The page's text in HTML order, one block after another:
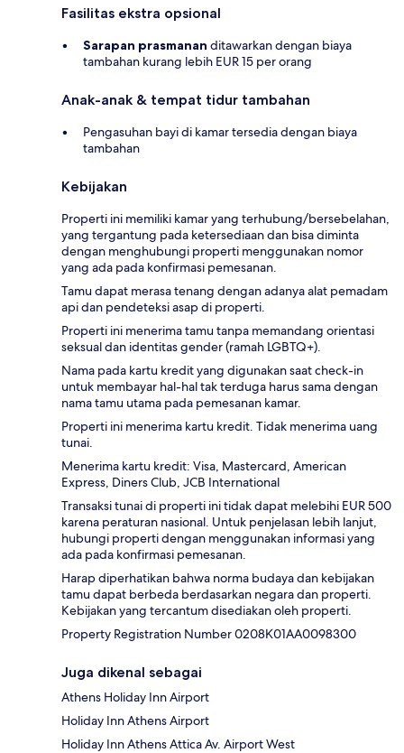
Fasilitas ekstra opsional
Sarapan prasmanan ditawarkan dengan biaya
tambahan kurang lebih EUR 15 per orang
Anak-anak & tempat tidur tambahan
Pengasuhan bayi di kamar tersedia dengan biaya
tambahan
Kebijakan
Properti ini memiliki kamar yang terhubung/bersebelahan,
yang tergantung pada ketersediaan dan bisa diminta
dengan menghubungi properti menggunakan nomor
yang ada pada konfirmasi pemesanan.
Tamu dapat merasa tenang dengan adanya alat pemadam
api dan pendeteksi asap di properti.
Properti ini menerima tamu tanpa memandang orientasi
seksual dan identitas gender (ramah LGBTQ+).
Nama pada kartu kredit yang digunakan saat check-in
untuk membayar hal-hal tak terduga harus sama dengan
nama tamu utama pada pemesanan kamar.
Properti ini menerima kartu kredit. Tidak menerima uang
tunai.
Menerima kartu kredit: Visa, Mastercard, American
Express, Diners Club, JCB International
Transaksi tunai di properti ini tidak dapat melebihi EUR 500
karena peraturan nasional. Untuk penjelasan lebih lanjut,
hubungi properti dengan menggunakan informasi yang
ada pada konfirmasi pemesanan.
Harap diperhatikan bahwa norma budaya dan kebijakan
tamu dapat berbeda berdasarkan negara dan properti.
Kebijakan yang tercantum disediakan oleh properti.
Property Registration Number 0208Κ01AA0098300
Juga dikenal sebagai
Athens Holiday Inn Airport
Holiday Inn Athens Airport
Holiday Inn Athens Attica Av. Airport West